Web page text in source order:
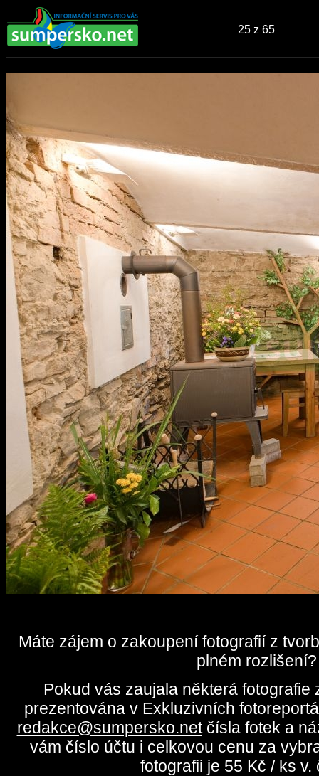
25 z 65
Máte zájem o zakoupení fotografií z
plném rozlišení?
Pokud vás zaujala některá fotografie
prezentována v Exkluzivních
redakce@sumpersko.netčísla fotek a
vám číslo účtu i celkovou cenu za
fotografii je 55 Kč / ks v.